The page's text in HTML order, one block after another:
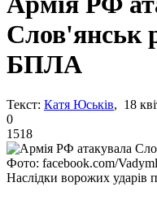
Слов'янськ
БПЛА
Текст: Катя Юськів, 18
0
1518
Фото: facebook.com/
Наслідки ворожих ударів